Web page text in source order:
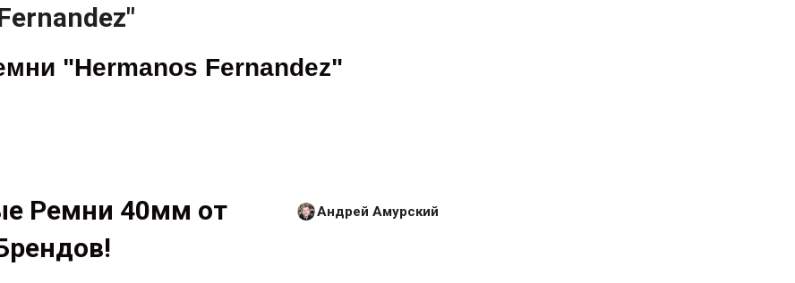
"Hermanos Fernandez"
Ремни 40мм от
Андрей Амурский